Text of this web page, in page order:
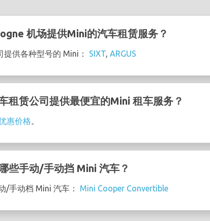
机场提供Mini的汽车租赁服务？
供各种型号的 Mini： SIXT, ARGUS
租赁公司提供最便宜的Mini 租车服务？
惠价格。
些手动/手动挡 Mini 汽车？
/手动档 Mini 汽车： Mini Cooper Convertible